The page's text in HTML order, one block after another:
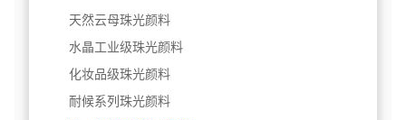
天然云母珠光颜料
水晶工业级珠光颜料
化妆品级珠光颜料
耐候系列珠光颜料